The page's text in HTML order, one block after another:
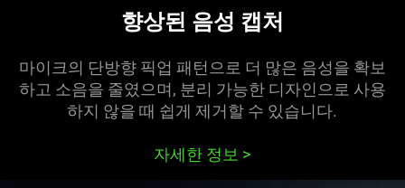
향상된 음성 캡처
마이크의 단방향 픽업 패턴으로 더 많은 음성을 확보
하고 소음을 줄였으며, 분리 가능한 디자인으로 사용
하지 않을 때 쉽게 제거할 수 있습니다.
자세한 정보 >